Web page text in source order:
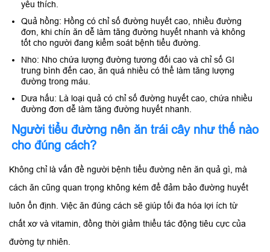
yêu thích.
Quả hồng: Hồng có chỉ số đường huyết cao, nhiều đường
đơn, khi chín ăn dễ làm tăng đường huyết nhanh và không
tốt cho người đang kiểm soát bệnh tiểu đường.
Nho: Nho chứa lượng đường tương đối cao và chỉ số GI
trung bình đến cao, ăn quá nhiều có thể làm tăng lượng
đường trong máu.
Dưa hấu: Là loại quả có chỉ số đường huyết cao, chứa nhiều
đường đơn dễ làm tăng đường huyết nhanh.
Người tiểu đường nên ăn trái cây như thế nào
cho đúng cách?
Không chỉ là vấn đề người bệnh tiểu đường nên ăn quả gì, mà
cách ăn cũng quan trọng không kém để đảm bảo đường huyết
luôn ổn định. Việc ăn đúng cách sẽ giúp tối đa hóa lợi ích từ
chất xơ và vitamin, đồng thời giảm thiểu tác động tiêu cực của
đường tự nhiên.